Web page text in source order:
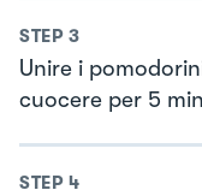
STEP 3
Unire i
cuocere per 5
STEP 4